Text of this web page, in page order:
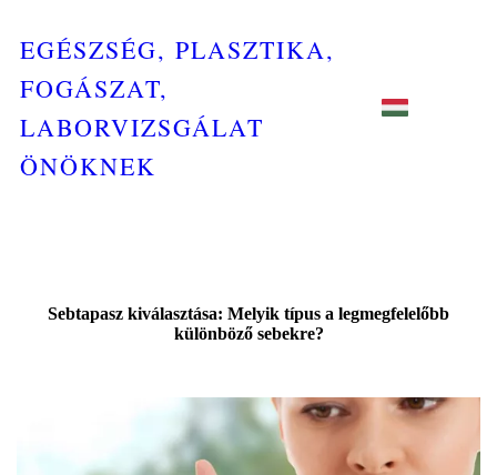
EGÉSZSÉG, PLASZTIKA,
FOGÁSZAT,
LABORVIZSGÁLAT
ÖNÖKNEK
Sebtapasz kiválasztása: Melyik típus a legmegfelelőbb
különböző sebekre?